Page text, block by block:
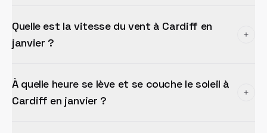
Quelle est la vitesse du vent à Cardiff en
janvier ?
À quelle heure se lève et se couche le soleil à
Cardiff en janvier ?